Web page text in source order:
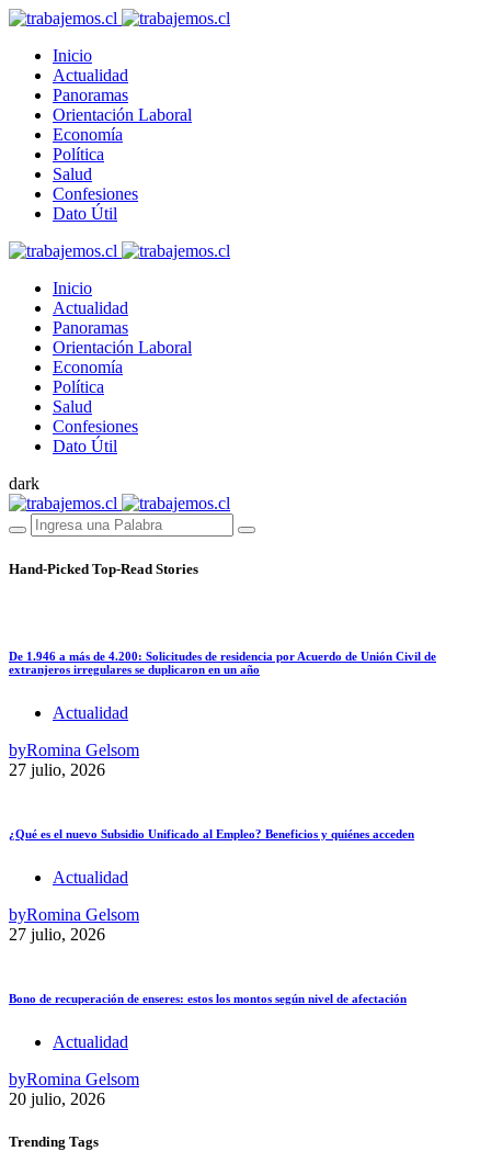
Inicio
Actualidad
Panoramas
Orientación Laboral
Economía
Política
Salud
Confesiones
Dato Útil
Inicio
Actualidad
Panoramas
Orientación Laboral
Economía
Política
Salud
Confesiones
Dato Útil
dark
Hand-Picked Top-Read Stories
De 1.946 a más de 4.200: Solicitudes de residencia por Acuerdo de Unión Civil de
extranjeros irregulares se duplicaron en un año
Actualidad
byRomina Gelsom
27 julio, 2026
¿Qué es el nuevo Subsidio Unificado al Empleo? Beneficios y quiénes acceden
Actualidad
byRomina Gelsom
27 julio, 2026
Bono de recuperación de enseres: estos los montos según nivel de afectación
Actualidad
byRomina Gelsom
20 julio, 2026
Trending Tags